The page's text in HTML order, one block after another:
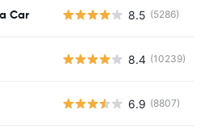
Car 8.5 (5286)
8.4 (10239)
6.9 (8807)